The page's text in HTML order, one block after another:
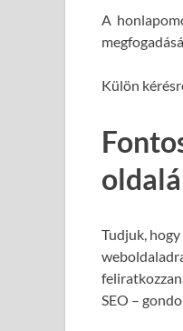
A
Külön
Tudjuk,
SEO –